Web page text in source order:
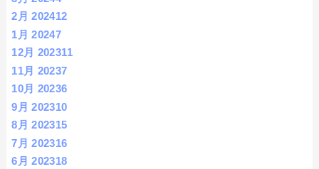
2月 202412
1月 20247
12月 202311
11月 20237
10月 20236
9月 202310
8月 202315
7月 202316
6月 202318